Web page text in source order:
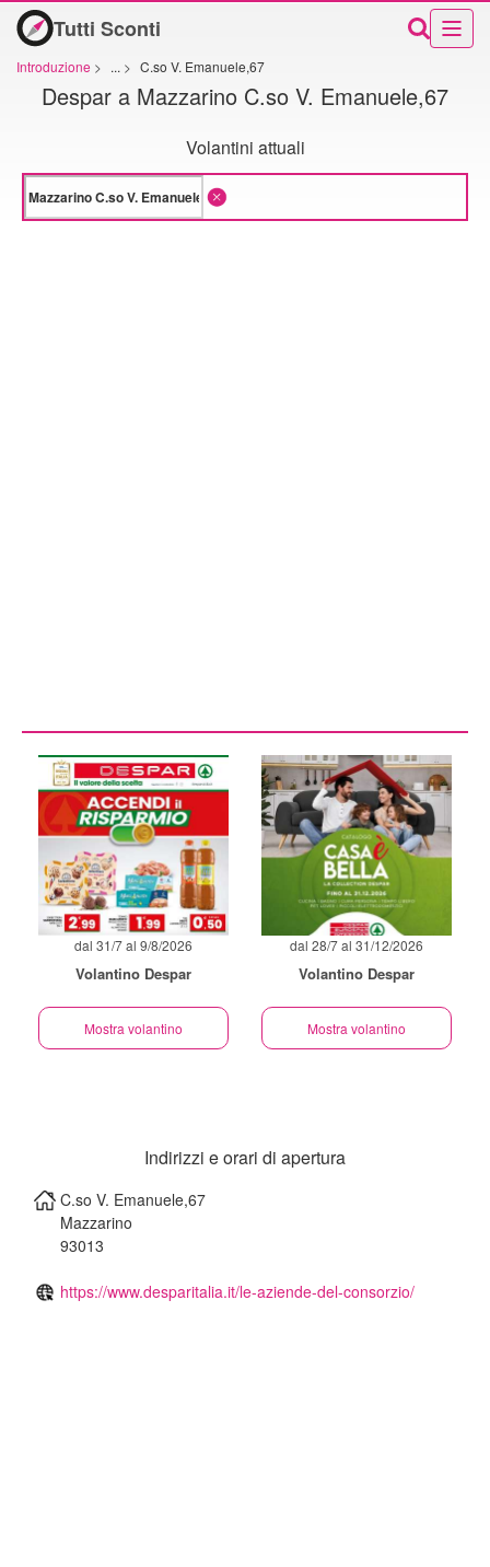
Tutti Sconti
Introduzione > ... > C.so V. Emanuele,67
Despar a Mazzarino C.so V. Emanuele,67
Volantini attuali
dal 31/7 al 9/8/2026
Volantino Despar
Mostra volantino
dal 28/7 al 31/12/2026
Volantino Despar
Mostra volantino
Indirizzi e orari di apertura
C.so V. Emanuele,67
Mazzarino
93013
https://www.desparitalia.it/le-aziende-del-consorzio/